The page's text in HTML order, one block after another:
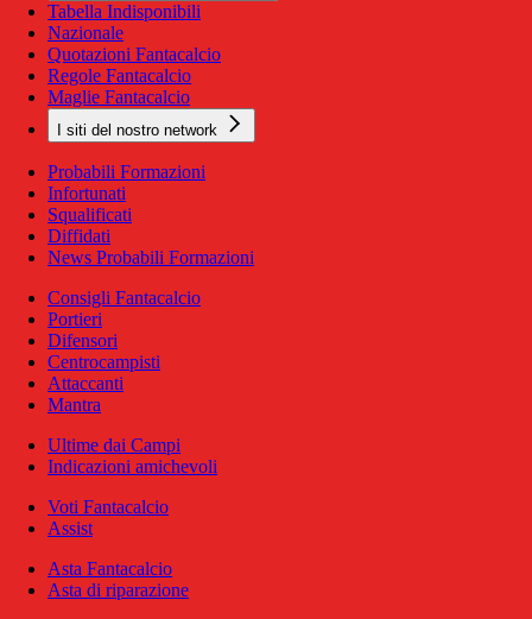
Tabella Indisponibili
Nazionale
Quotazioni Fantacalcio
Regole Fantacalcio
Maglie Fantacalcio
I siti del nostro network
Probabili Formazioni
Infortunati
Squalificati
Diffidati
News Probabili Formazioni
Consigli Fantacalcio
Portieri
Difensori
Centrocampisti
Attaccanti
Mantra
Ultime dai Campi
Indicazioni amichevoli
Voti Fantacalcio
Assist
Asta Fantacalcio
Asta di riparazione